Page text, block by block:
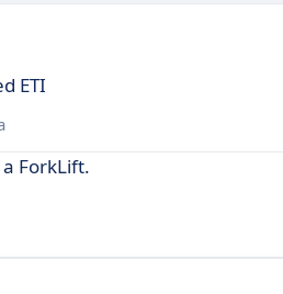
ETI
ForkLift.